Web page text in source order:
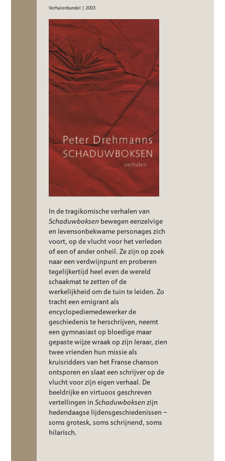
Verhalenbundel | 2003
In de tragikomische verhalen van
Schaduwboksenbewegen eenzelvige
en levensonbekwame personages zich
voort, op de vlucht voor het verleden
of een of ander onheil. Ze zijn op zoek
naar een verdwijnpunt en proberen
tegelijkertijd heel even de wereld
schaakmat te zetten of de
werkelijkheid om de tuin te leiden. Zo
tracht een emigrant als
encyclopediemedewerker de
geschiedenis te herschrijven, neemt
een gymnasiast op bloedige maar
gepaste wijze wraak op zijn leraar, zien
twee vrienden hun missie als
kruisridders van het Franse chanson
ontsporen en slaat een schrijver op de
vlucht voor zijn eigen verhaal. De
beeldrijke en virtuoos geschreven
vertellingen inSchaduwboksenzijn
hedendaagse lijdensgeschiedenissen –
soms grotesk, soms schrijnend, soms
hilarisch.